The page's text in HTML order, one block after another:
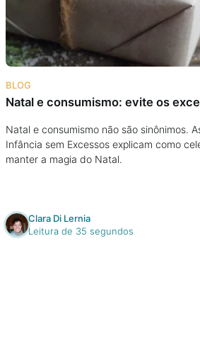
Como ler?
Na escola
Na família
Colunas
Colecionáveis
BLOG
Natal e consumismo: evite os
Natal e consumismo não são sinônimos.
Infância sem Excessos explicam como
manter a magia do Natal.
Clara Di Lernia
Leitura de 35 segundos